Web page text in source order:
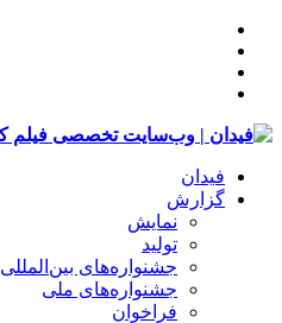
فیدان
گزارش
نمایش
تولید
‌‌جشنواره‌های بین‌المللی
جشنواره‌های ملی
فراخوان